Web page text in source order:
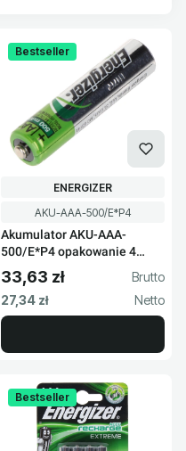
Bestseller
Kod produktu
AKU-AAA-500/E*P4
Akumulator AKU-AAA-
500/E*P4 opakowanie 4
sztuki
PRODUCENT
ENERGIZER
Cena brutto
33,63 zł
Cena netto
27,34 zł
Bestseller